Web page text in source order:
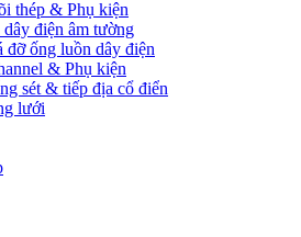
thép & Phụ kiện
điện âm tường
đỡ ống luồn dây điện
& Phụ kiện
sét & tiếp địa cổ điển
lưới